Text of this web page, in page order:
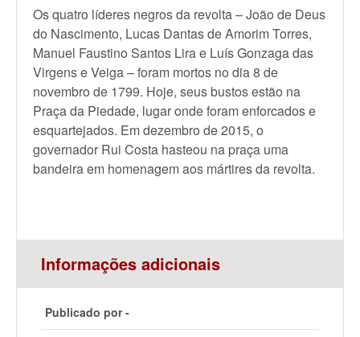
Os quatro líderes negros da revolta – João de Deus
do Nascimento, Lucas Dantas de Amorim Torres,
Manuel Faustino Santos Lira e Luís Gonzaga das
Virgens e Veiga – foram mortos no dia 8 de
novembro de 1799. Hoje, seus bustos estão na
Praça da Piedade, lugar onde foram enforcados e
esquartejados. Em dezembro de 2015, o
governador Rui Costa hasteou na praça uma
bandeira em homenagem aos mártires da revolta.
Informações adicionais
Publicado por -